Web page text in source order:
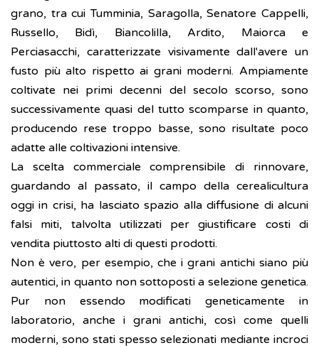
grano, tra cui Tumminia, Saragolla, Senatore Cappelli,
Russello, Bidì, Biancolilla, Ardito, Maiorca e
Perciasacchi, caratterizzate visivamente dall'avere un
fusto più alto rispetto ai grani moderni. Ampiamente
coltivate nei primi decenni del secolo scorso, sono
successivamente quasi del tutto scomparse in quanto,
producendo rese troppo basse, sono risultate poco
adatte alle coltivazioni intensive.
La scelta commerciale comprensibile di rinnovare,
guardando al passato, il campo della cerealicultura
oggi in crisi, ha lasciato spazio alla diffusione di alcuni
falsi miti, talvolta utilizzati per giustificare costi di
vendita piuttosto alti di questi prodotti.
Non è vero, per esempio, che i grani antichi siano più
autentici, in quanto non sottoposti a selezione genetica.
Pur non essendo modificati geneticamente in
laboratorio, anche i grani antichi, così come quelli
moderni, sono stati spesso selezionati mediante incroci